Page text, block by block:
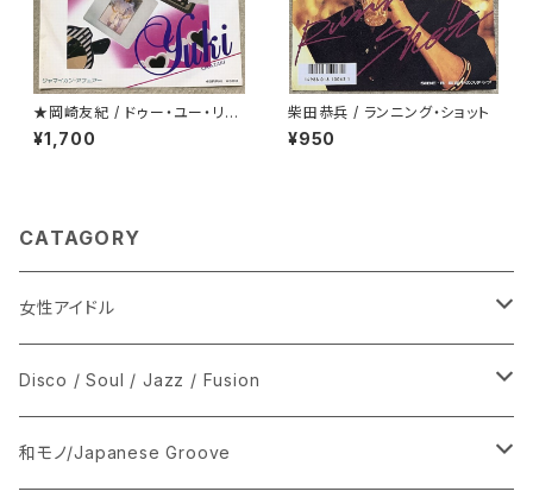
★岡崎友紀 / ドゥー・ユー・リメ
ンバー・ミー
¥1,700
柴田恭兵 / ランニング・ショット
¥950
CATAGORY
女性アイドル
シングル盤
あ行
LP
Disco / Soul / Jazz / Fusion
シングル盤
和モノ/Japanese Groove